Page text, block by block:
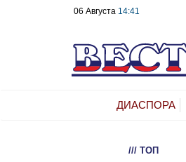
06 Августа 14:41
ДИАСПОРА
/// ТОП